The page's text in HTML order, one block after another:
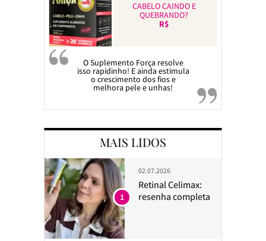
CABELO CAINDO E
QUEBRANDO?
R$
O Suplemento Força resolve
isso rapidinho! E ainda estimula
o crescimento dos fios e
melhora pele e unhas!
MAIS LIDOS
02.07.2026
Retinal Celimax:
resenha completa
1